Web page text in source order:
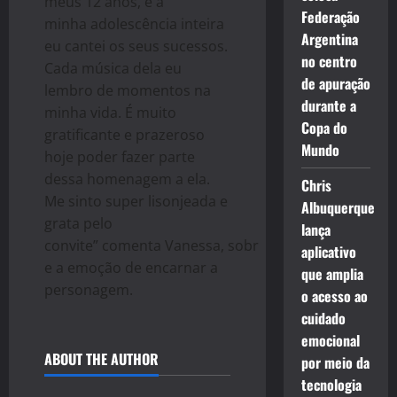
minha adolescência inteira
eu cantei os seus sucessos.
Cada música dela eu
lembro de momentos na
minha vida. É muito
gratificante e prazeroso
hoje poder fazer parte
dessa homenagem a ela.
Me sinto super lisonjeada e
grata pelo
convite” comenta Vanessa sobr
e a emoção de encarnar a
personagem.
ABOUT THE AUTHOR
Federação
Argentina
no centro
de apuração
durante a
Copa do
Mundo
Chris
Albuquerque
lança
aplicativo
que amplia
o acesso ao
cuidado
emocional
por meio da
tecnologia